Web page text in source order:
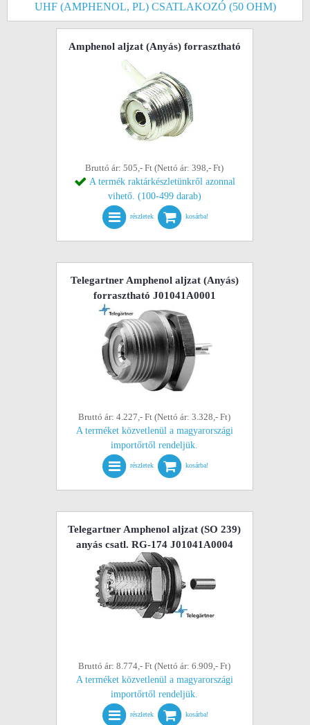
UHF (AMPHENOL, PL) CSATLAKOZÓ (50 OHM)
Amphenol aljzat (Anyás) forrasztható
Bruttó ár: 505,- Ft (Nettó ár: 398,- Ft)
A termék raktárkészletünkről azonnal
vihető. (100-499 darab)
részletek kosárba!
Telegartner Amphenol aljzat (Anyás)
forrasztható J01041A0001
Bruttó ár: 4.227,- Ft (Nettó ár: 3.328,- Ft)
A terméket közvetlenül a magyarországi
importőrtől rendeljük.
részletek kosárba!
Telegartner Amphenol aljzat (SO 239)
anyás csatl. RG-174 J01041A0004
Bruttó ár: 8.774,- Ft (Nettó ár: 6.909,- Ft)
A terméket közvetlenül a magyarországi
importőrtől rendeljük.
részletek kosárba!